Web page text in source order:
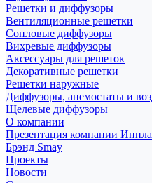
Решетки и диффузоры
Вентиляционные решетки
Сопловые диффузоры
Вихревые диффузоры
Аксессуары для решеток
Декоративные решетки
Решетки наружные
Диффузоры, анемостаты и
Щелевые диффузоры
О компании
Презентация компании
Брэнд Smay
Проекты
Новости